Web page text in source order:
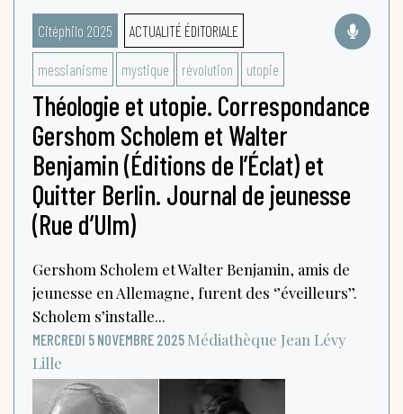
Citéphilo 2025 ACTUALITÉ ÉDITORIALE
messianisme mystique révolution utopie
Théologie et utopie. Correspondance
Gershom Scholem et Walter
Benjamin (Éditions de l’Éclat) et
Quitter Berlin. Journal de jeunesse
(Rue d’Ulm)
Gershom Scholem et Walter Benjamin, amis de
jeunesse en Allemagne, furent des ‘’éveilleurs’’.
Scholem s’installe...
MERCREDI 5 NOVEMBRE 2025 Médiathèque Jean Lévy
Lille